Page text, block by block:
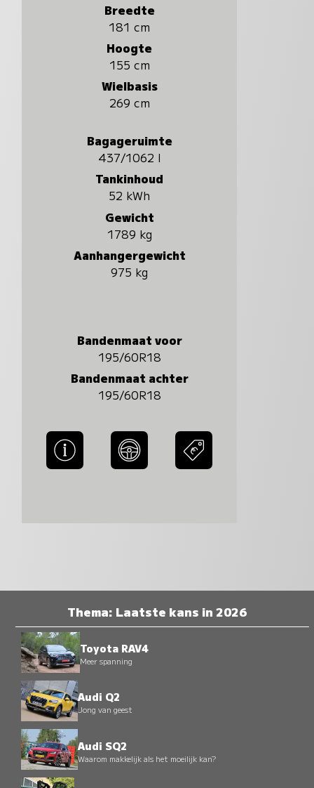
Breedte
181 cm
Hoogte
155 cm
Wielbasis
269 cm
Bagageruimte
437/1062 l
Tankinhoud
52 kWh
Gewicht
1789 kg
Aanhangergewicht
975 kg
Bandenmaat voor
195/60R18
Bandenmaat achter
195/60R18
Thema: Laatste kans in 2026
Toyota RAV4
Meer spanning
Audi Q2
Jong van geest
Audi SQ2
Waarom makkelijk als het moeilijk kan?